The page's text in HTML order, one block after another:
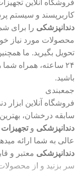
فروشگاه آنلاین
کاربرپسند و سیستم
دندانپزشکی را برای
محصولات مورد نیاز
تحویل بگیرید. ما
۲۴ ساعته، همراه
باشید.
جمعبندی
فروشگاه آنلاین ابزار
سابقه درخشان، بهترین
دندانپزشکی و
عالی به شما ارائه
دندانپزشکی معتبر و
سر بزنید و از